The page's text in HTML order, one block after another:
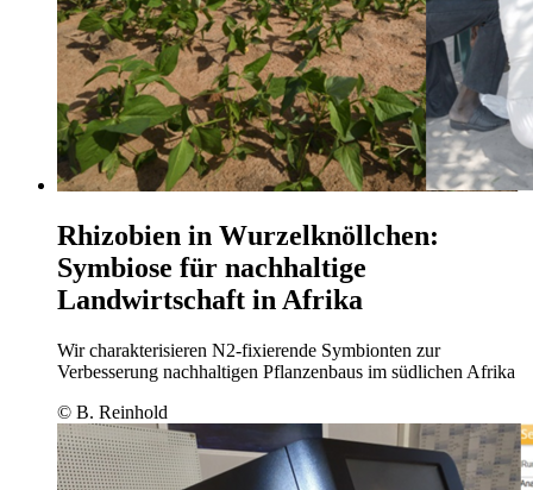
Rhizobien in Wurzelknöllchen:
Symbiose für nachhaltige
Landwirtschaft in Afrika
Wir charakterisieren N2-fixierende Symbionten zur
Verbesserung nachhaltigen Pflanzenbaus im südlichen Afrika
© B. Reinhold